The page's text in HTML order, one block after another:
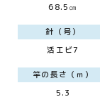
68.5㎝
針（号）
活エビ7
竿の長さ（ｍ）
5.3